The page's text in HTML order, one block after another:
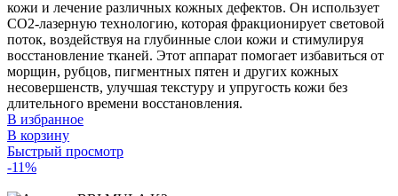
кожи и лечение различных кожных дефектов. Он использует
CO2-лазерную технологию, которая фракционирует световой
поток, воздействуя на глубинные слои кожи и стимулируя
восстановление тканей. Этот аппарат помогает избавиться от
морщин, рубцов, пигментных пятен и других кожных
несовершенств, улучшая текстуру и упругость кожи без
длительного времени восстановления.
В избранное
В корзину
Быстрый просмотр
-11%